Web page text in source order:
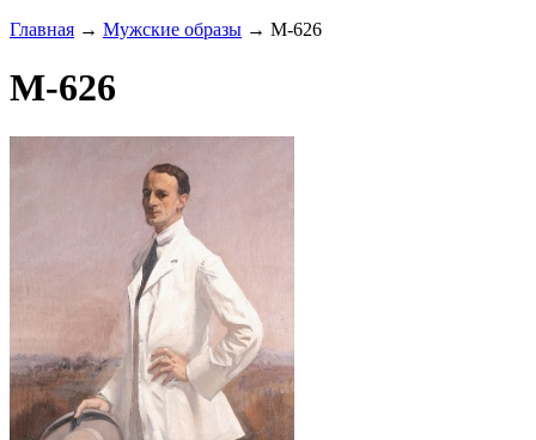
Главная → Мужские образы → M-626
M-626